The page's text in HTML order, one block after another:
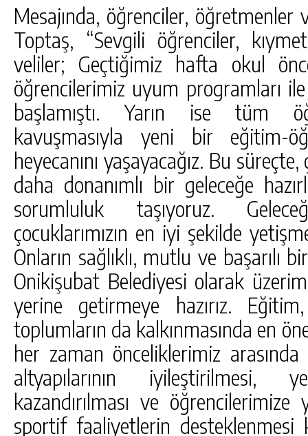
Mesajında, öğrenciler, öğretmenler
Toptaş, “Sevgili öğrenciler,
veliler; Geçtiğimiz hafta okul
öğrencilerimiz uyum programları
başlamıştı. Yarın ise tüm
kavuşmasıyla yeni bir eğitim-
heyecanını yaşayacağız. Bu
daha donanımlı bir geleceğe
sorumluluk taşıyoruz.
çocuklarımızın en iyi şekilde
Onların sağlıklı, mutlu ve başarılı
Onikişubat Belediyesi olarak
yerine getirmeye hazırız.
toplumların da kalkınmasında en
her zaman önceliklerimiz
altyapılarının iyileştirilmesi,
kazandırılması ve
sportif faaliyetlerin desteklenmesi